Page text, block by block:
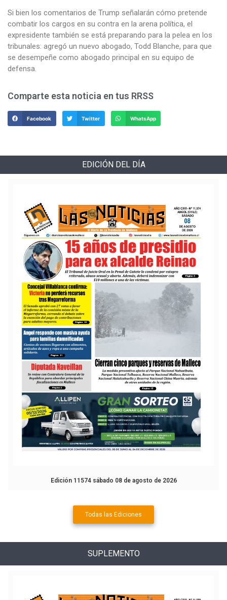
Si bien los comentarios de Trump señalarán cómo pretende
combatir los cargos en su contra en la arena política, el
expresidente también se está preparando para la pelea en los
tribunales: agregó un nuevo abogado, Todd Blanche, para que
se desempeñe como abogado principal en su equipo de
defensa.
Comparte esta noticia en tus RRSS
Facebook Twitter WhatsApp
EDICIÓN DEL DÍA
Edición 11574 sábado 08 de agosto de 2026
Todas las Ediciones
SUPLEMENTO